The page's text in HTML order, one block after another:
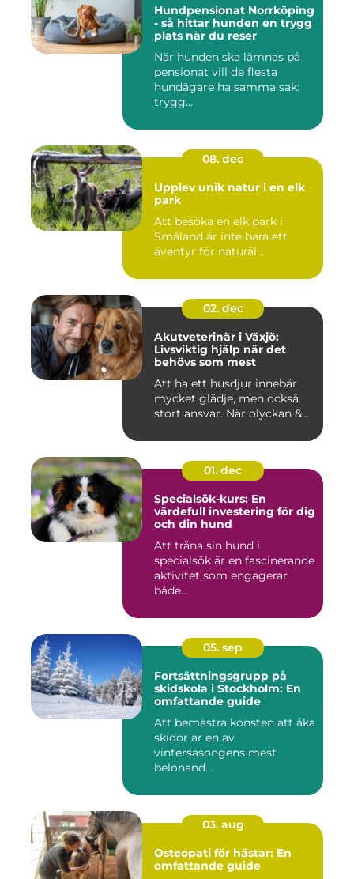
Hundpensionat Norrköping
- så hittar hunden en trygg
plats när du reser
När hunden ska lämnas på
pensionat vill de flesta
hundägare ha samma sak:
trygg...
08. dec
Upplev unik natur i en elk
park
Att besöka en elk park i
Småland är inte bara ett
äventyr för naturäl...
02. dec
Akutveterinär i Växjö:
Livsviktig hjälp när det
behövs som mest
Att ha ett husdjur innebär
mycket glädje, men också
stort ansvar. När olyckan &...
01. dec
Specialsök-kurs: En
värdefull investering för dig
och din hund
Att träna sin hund i
specialsök är en fascinerande
aktivitet som engagerar
både...
05. sep
Fortsättningsgrupp på
skidskola i Stockholm: En
omfattande guide
Att bemästra konsten att åka
skidor är en av
vintersäsongens mest
belönand...
03. aug
Osteopati för hästar: En
omfattande guide